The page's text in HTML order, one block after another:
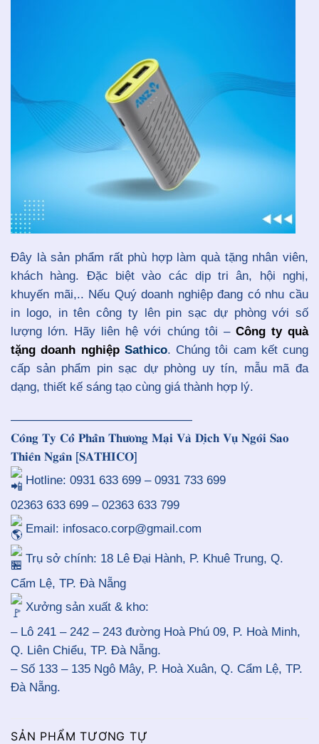
Đây là sản phẩm rất phù hợp làm quà tặng nhân viên,
khách hàng. Đặc biệt vào các dịp tri ân, hội nghị,
khuyến mãi,.. Nếu Quý doanh nghiệp đang có nhu cầu
in logo, in tên công ty lên pin sạc dự phòng với số
lượng lớn. Hãy liên hệ với chúng tôi – Công ty quà
tặng doanh nghiệp Sathico. Chúng tôi cam kết cung
cấp sản phẩm pin sạc dự phòng uy tín, mẫu mã đa
dạng, thiết kế sáng tạo cùng giá thành hợp lý.
———————————————
𝐂𝐨̂𝐧𝐠 𝐓𝐲 𝐂𝐨̂̉ 𝐏𝐡𝐚̂̀𝐧 𝐓𝐡𝐮̛𝐨̛𝐧𝐠 𝐌𝐚̣𝐢 𝐕𝐚̀ 𝐃𝐢̣𝐜𝐡 𝐕𝐮̣ 𝐍𝐠𝐨̂𝐢 𝐒𝐚𝐨
𝐓𝐡𝐢𝐞̂𝐧 𝐍𝐠𝐚̂𝐧 [𝐒𝐀𝐓𝐇𝐈𝐂𝐎]
Hotline: 0931 633 699 – 0931 733 699
02363 633 699 – 02363 633 799
Email: infosaco.corp@gmail.com
Trụ sở chính: 18 Lê Đại Hành, P. Khuê Trung, Q.
Cẩm Lệ, TP. Đà Nẵng
Xưởng sản xuất & kho:
– Lô 241 – 242 – 243 đường Hoà Phú 09, P. Hoà Minh,
Q. Liên Chiểu, TP. Đà Nẵng.
– Số 133 – 135 Ngô Mây, P. Hoà Xuân, Q. Cẩm Lệ, TP.
Đà Nẵng.
SẢN PHẨM TƯƠNG TỰ